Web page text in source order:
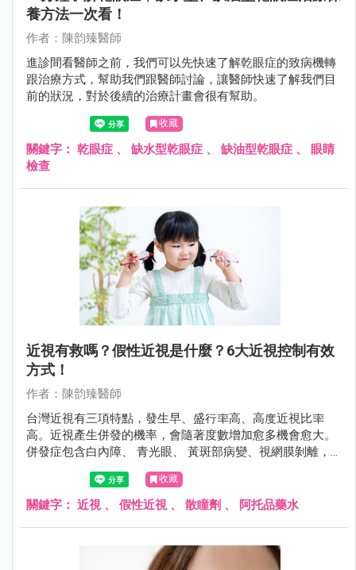
養方法一次看！
作者：陳韵臻醫師
進診間看醫師之前，我們可以先快速了解乾眼症的致病機轉
跟治療方式，幫助我們跟醫師討論，讓醫師快速了解我們目
前的狀況，對於後續的治療計畫會很有幫助。
收藏
關鍵字： 乾眼症 、 缺水型乾眼症 、 缺油型乾眼症 、
眼睛
檢查
近視有救嗎？假性近視是什麼？6大近視控制有效
方式！
作者：陳韵臻醫師
台灣近視有三項特點，發生早、盛行率高、高度近視比率
高。近視產生併發的機率，會隨著度數增加愈多機會愈大。
併發症包含白內障、 青光眼、 黃斑部病變、視網膜剝離，
甚至導致失明。
收藏
關鍵字： 近視 、 假性近視 、 散瞳劑 、 阿托品藥水